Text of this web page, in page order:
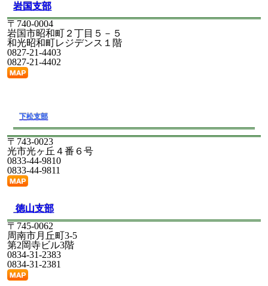
2026/05/20
関係手数料令の一部を改正する政令等（個人事業者等
関係）の施行について
詳しくはタイトルをクリック
2026/05/18
施に係る事業者と保険者の連携・協力事項について」
の一部改正について
2026/05/18
施行等の周知について
詳しくはタイトルをクリック
2026/05/18 女性の健康課題に係るマニュアルの周知等
の協力依頼について
詳しくはタイトルをクリック
詳しくはタイトルをクリック
2026/04/09 労働安全衛生法施行令の一部を改正する政
令等の施行について
詳しくはタイトルをクリック
2026/03/27
ャンペーン」の実施について
岩国支部
〒740-0004
岩国市昭和町２丁目５－５
和光昭和町レジデンス１階
0827-21-4403
0827-21-4402
下松支部
〒743-0023
光市光ヶ丘４番６号
0833-44-9810
0833-44-9811
徳山支部
〒745-0062
周南市月丘町3-5
第2岡寺ビル3階
0834-31-2383
0834-31-2381